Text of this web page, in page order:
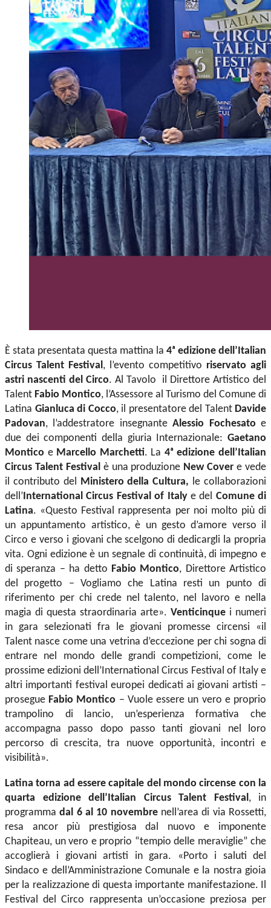
È stata presentata questa mattina la 4ᵃ edizione dell’Italian
Circus Talent Festival, l’evento competitivo riservato agli
astri nascenti del Circo. Al Tavolo il Direttore Artistico del
Talent Fabio Montico, l’Assessore al Turismo del Comune di
Latina Gianluca di Cocco, il presentatore del Talent Davide
Padovan, l’addestratore insegnanteAlessio Fochesato e
due dei componenti della giuria Internazionale: Gaetano
Montico e Marcello Marchetti. La 4ᵃ edizione dell’Italian
Circus Talent Festivalè una produzione New Cover e vede
il contributo del Ministero della Cultura, le collaborazioni
dell’International Circus Festival of Italye del Comune di
Latina. «Questo Festival rappresenta per noi molto più di
un appuntamento artistico, è un gesto d’amore verso il
Circo e verso i giovani che scelgono di dedicargli la propria
vita. Ogni edizione è un segnale di continuità, di impegno e
di speranza – ha detto Fabio Montico, Direttore Artistico
del progetto – Vogliamo che Latina resti un punto di
riferimento per chi crede nel talento, nel lavoro e nella
magia di questa straordinaria arte». Venticinque i numeri
in gara selezionati fra le giovani promesse circensi «il
Talent nasce come una vetrina d’eccezione per chi sogna di
entrare nel mondo delle grandi competizioni, come le
prossime edizioni dell’International Circus Festival of Italy e
altri importanti festival europei dedicati ai giovani artisti –
prosegue Fabio Montico – Vuole essere un vero e proprio
trampolino di lancio, un’esperienza formativa che
accompagna passo dopo passo tanti giovani nel loro
percorso di crescita, tra nuove opportunità, incontri e
visibilità».
Latina torna ad essere capitale del mondo circense con la
quarta edizione dell’Italian Circus Talent Festival, in
programmadal 6 al 10 novembre nell’area di via Rossetti,
resa ancor più prestigiosa dal nuovo e imponente
Chapiteau, un vero e proprio “tempio delle meraviglie” che
accoglierà i giovani artisti in gara. «Porto i saluti del
Sindaco e dell’Amministrazione Comunale e la nostra gioia
per la realizzazione di questa importante manifestazione. Il
Festival del Circo rappresenta un’occasione preziosa per